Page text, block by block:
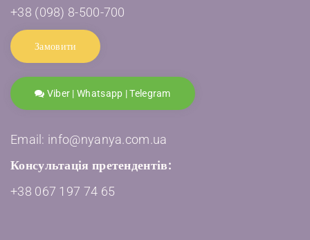
+38 (098) 8-500-700
Замовити
Viber | Whatsapp | Telegram
Email: info@nyanya.com.ua
Консультація претендентів:
+38 067 197 74 65